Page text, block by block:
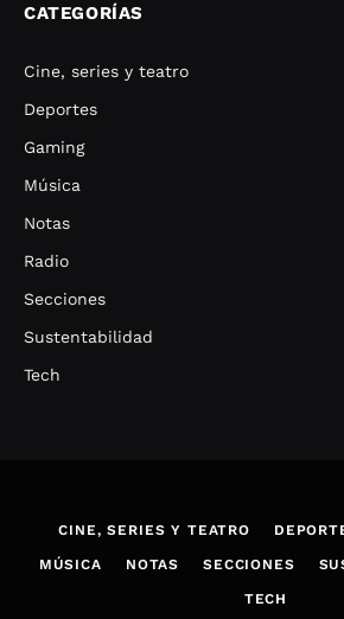
CATEGORÍAS
Cine, series y teatro
Deportes
Gaming
Música
Notas
Radio
Secciones
Sustentabilidad
Tech
CINE, SERIES Y TEATRO
MÚSICA NOTAS SECCIONES
TECH